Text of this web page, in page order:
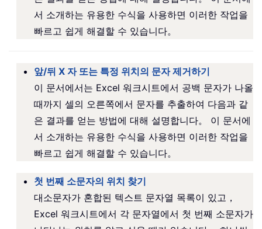
서 소개하는 유용한 수식을 사용하면 이러한 작업을
빠르고 쉽게 해결할 수 있습니다。
앞/뒤 X 자 또는 특정 위치의 문자 제거하기
이 문서에서는 Excel 워크시트에서 공백 문자가 나올
때까지 셀의 오른쪽에서 문자를 추출하여 다음과 같
은 결과를 얻는 방법에 대해 설명합니다。 이 문서에
서 소개하는 유용한 수식을 사용하면 이러한 작업을
빠르고 쉽게 해결할 수 있습니다。
첫 번째 소문자의 위치 찾기
대소문자가 혼합된 텍스트 문자열 목록이 있고，
Excel 워크시트에서 각 문자열에서 첫 번째 소문자가